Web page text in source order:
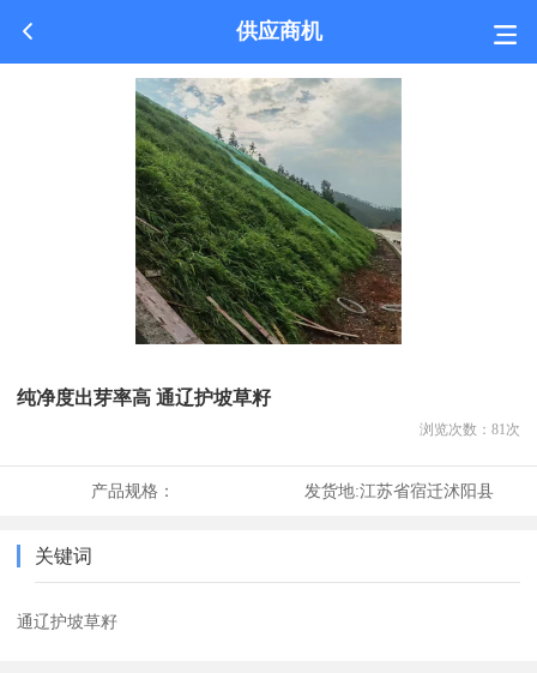
供应商机
纯净度出芽率高 通辽护坡草籽
浏览次数： 81 次
产品规格： 发货地:江苏省宿迁沭阳县
关键词
通辽护坡草籽